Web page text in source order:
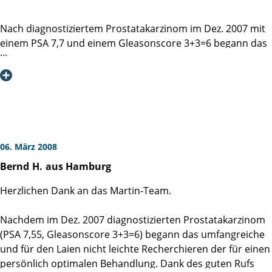
Nach diagnostiziertem Prostatakarzinom im Dez. 2007 mit
einem PSA 7,7 und einem Gleasonscore 3+3=6 begann das
große Recherchieren für eine optimale Lösung.
Nach einem 2-stündigem Vorgespräch mit dem Oberarzt
erfolgreich durchgeführt, daß alle Nerven erhalten bleiben
konnten.
Nach Entfernung des Katheders am 26.02. war von
Inkontinenz keine Rede mehr, so das auf Vorlagen völlig
Bei dem gesamten Team der Martiniklinik möchte ich mich,
auch im Namen meiner Frau ,recht herzlich für die
umfassende Betreuung und Pflege bedanken.
06. März 2008
Bernd H. aus Hamburg
Herzlichen Dank an das Martin-Team.
Nachdem im Dez. 2007 diagnostizierten Prostatakarzinom
(PSA 7,55, Gleasonscore 3+3=6) begann das umfangreiche
und für den Laien nicht leichte Recherchieren der für einen
persönlich optimalen Behandlung. Dank des guten Rufs